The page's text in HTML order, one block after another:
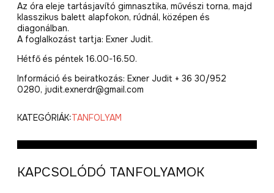
Az óra eleje tartásjavító gimnasztika, művészi torna, majd
klasszikus balett alapfokon, rúdnál, középen és
diagonálban.
A foglalkozást tartja: Exner Judit.
Hétfő és péntek 16.00-16.50.
Információ és beiratkozás: Exner Judit + 36 30/952
0280, judit.exnerdr@gmail.com
KATEGÓRIÁK:TANFOLYAM
KAPCSOLÓDÓ TANFOLYAMOK